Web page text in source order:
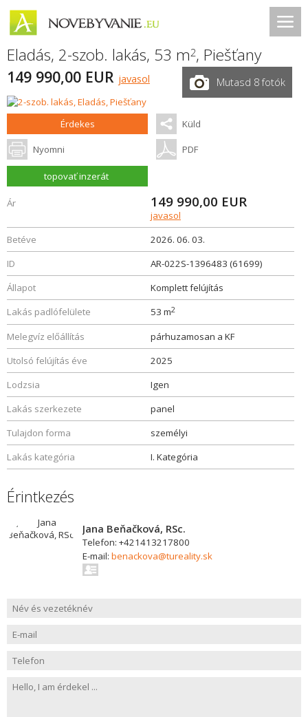
Eladás, 2-szob. lakás, 53 m2, Piešťany
149 990,00 EUR javasol Mutasd 8 fotók
Érdekes Küld
Nyomni PDF
topovať inzerát
Ár 149 990,00 EUR
javasol
Betéve
2026. 06. 03.
ID
AR-022S-1396483 (61699)
Állapot
Komplett felújítás
Lakás padlófelülete
53 m2
Melegvíz előállítás
párhuzamosan a KF
Utolsó felújítás éve
2025
Lodzsia
Igen
Lakás szerkezete
panel
Tulajdon forma
személyi
Lakás kategória
I. Kategória
Érintkezés
Jana Beňačková, RSc.
Telefon: +421413217800
E-mail: benackova@tureality.sk